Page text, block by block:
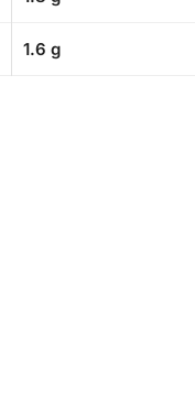
1.6 g